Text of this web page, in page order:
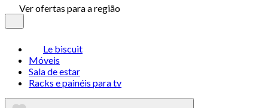
Ver ofertas para a região
Le biscuit
Móveis
Sala de estar
Racks e painéis para tv